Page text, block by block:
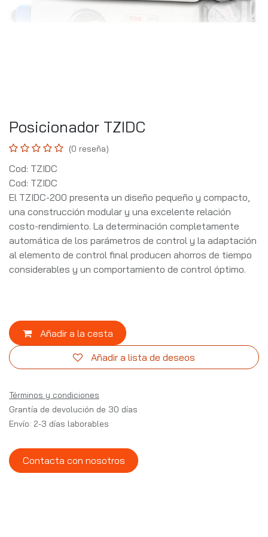
Posicionador TZIDC
(0 reseña)
Cod: TZIDC
Cod: TZIDC
El TZIDC-200 presenta un diseño pequeño y compacto,
una construcción modular y una excelente relación
costo-rendimiento. La determinación completamente
automática de los parámetros de control y la adaptación
al elemento de control final producen ahorros de tiempo
considerables y un comportamiento de control óptimo.
Añadir a la cesta
Añadir a lista de deseos
Términos y condiciones
Grantía de devolución de 30 días
Envío: 2-3 días laborables
Contacta con nosotros